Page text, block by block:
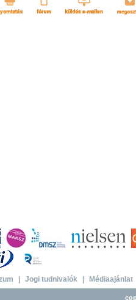
Jogi tudnivalók Médiaajánlat